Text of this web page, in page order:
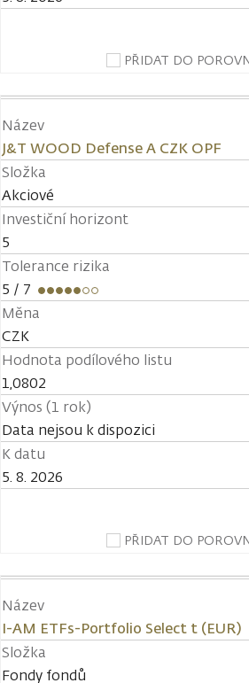
PŘIDAT DO
Název
J&T WOOD Defense A CZK OPF
Složka
Akciové
Investiční horizont
5
Tolerance rizika
5 / 7
Měna
CZK
Hodnota podílového listu
1,0802
Výnos (1 rok)
Data nejsou k dispozici
K datu
5. 8. 2026
PŘIDAT DO
Název
I-AM ETFs-Portfolio Select t (EUR)
Složka
Fondy fondů